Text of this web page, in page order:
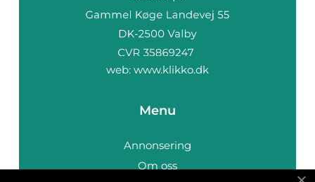
web: www.klikko.dk
Menu
Annonsering
Om oss